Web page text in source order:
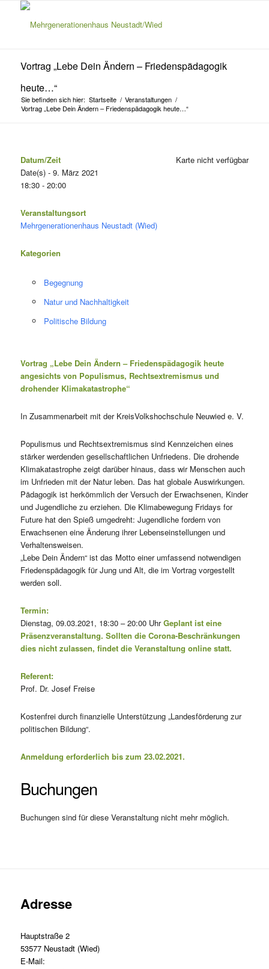
Vortrag „Lebe Dein Ändern – Friedenspädagogik
heute…“
Sie befinden sich hier: Startseite / Veranstaltungen /
Vortrag „Lebe Dein Ändern – Friedenspädagogik heute…“
Karte nicht verfügbar
Datum/Zeit
Date(s) - 9. März 2021
18:30 - 20:00
Veranstaltungsort
Mehrgenerationenhaus Neustadt (Wied)
Kategorien
Begegnung
Natur und Nachhaltigkeit
Politische Bildung
Vortrag „Lebe Dein Ändern – Friedenspädagogik heute
angesichts von Populismus, Rechtsextremismus und
drohender Klimakatastrophe“
In Zusammenarbeit mit der KreisVolkshochschule Neuwied e. V.
Populismus und Rechtsextremismus sind Kennzeichen eines
stärker werdenden gesellschaftlichen Unfriedens. Die drohende
Klimakatastrophe zeigt darüber hinaus, dass wir Menschen auch
im Unfrieden mit der Natur leben. Das hat globale Auswirkungen.
Pädagogik ist herkömmlich der Versuch der Erwachsenen, Kinder
und Jugendliche zu erziehen. Die Klimabewegung Fridays for
Future hat den Spieß umgedreht: Jugendliche fordern von
Erwachsenen eine Änderung ihrer Lebenseinstellungen und
Verhaltensweisen.
„Lebe Dein Ändern“ ist das Motto einer umfassend notwendigen
Friedenspädagogik für Jung und Alt, die im Vortrag vorgestellt
werden soll.
Termin:
Dienstag, 09.03.2021, 18:30 – 20:00 UhrGeplant ist eine
Präsenzveranstaltung. Sollten die Corona-Beschränkungen
dies nicht zulassen, findet die Veranstaltung online statt.
Referent:
Prof. Dr. Josef Freise
Kostenfrei durch finanzielle Unterstützung „Landesförderung zur
politischen Bildung“.
Anmeldung erforderlich bis zum 23.02.2021.
Buchungen
Buchungen sind für diese Veranstaltung nicht mehr möglich.
Adresse
Hauptstraße 2
53577 Neustadt (Wied)
E-Mail: